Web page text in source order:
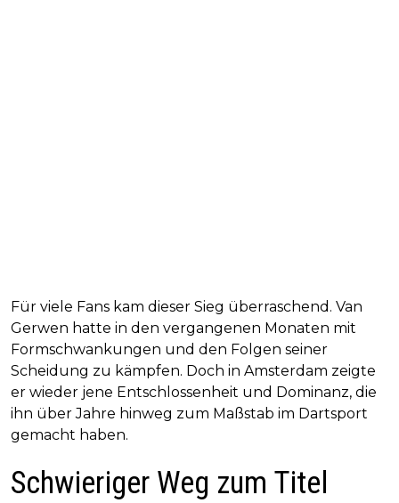
Für viele Fans kam dieser Sieg überraschend. Van
Gerwen hatte in den vergangenen Monaten mit
Formschwankungen und den Folgen seiner
Scheidung zu kämpfen. Doch in Amsterdam zeigte
er wieder jene Entschlossenheit und Dominanz, die
ihn über Jahre hinweg zum Maßstab im Dartsport
gemacht haben.
Schwieriger Weg zum Titel